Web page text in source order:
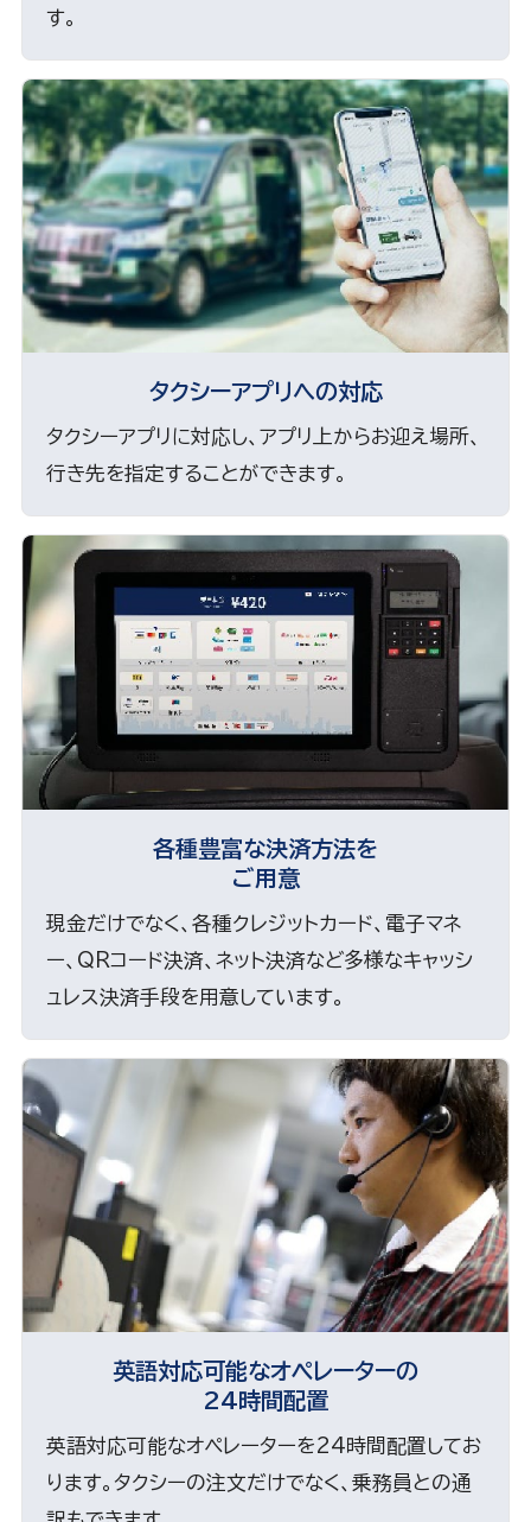
す。
タクシーアプリへの対応
タクシーアプリに対応し、アプリ上からお迎え場所、
行き先を指定することができます。
各種豊富な決済方法を
ご用意
現金だけでなく、各種クレジットカード、電子マネ
ー、QRコード決済、ネット決済など多様なキャッシ
ュレス決済手段を用意しています。
英語対応可能なオペレーターの
24時間配置
英語対応可能なオペレーターを24時間配置してお
ります。タクシーの注文だけでなく、乗務員との通